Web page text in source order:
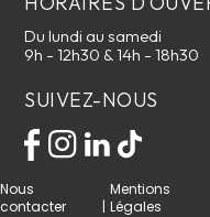
Du lundi au samedi
9h - 12h30 & 14h - 18h30
SUIVEZ-NOUS
Nous
contacter
|
Mentions
Légales